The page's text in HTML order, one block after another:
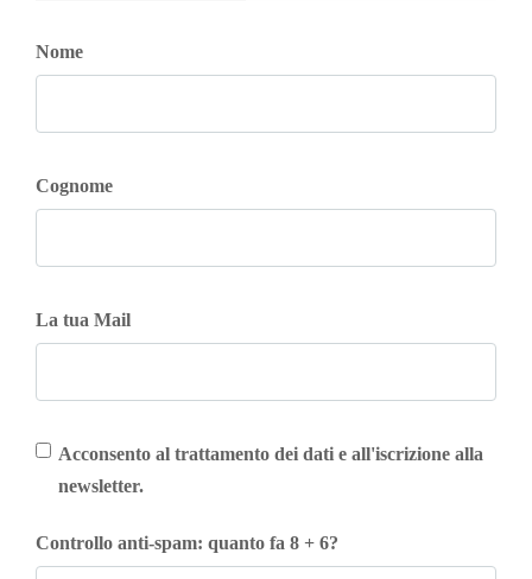
Nome
Cognome
La tua Mail
Acconsento al trattamento dei dati e all'iscrizione alla
newsletter.
Controllo anti-spam: quanto fa 8 + 6?